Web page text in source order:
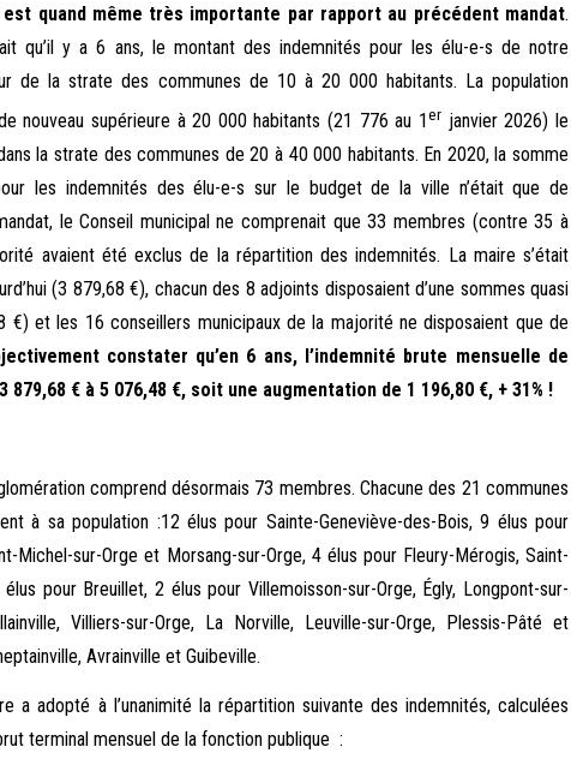
quand même très importante par rapport au précédent mandat.
qu’il y a 6 ans, le montant des indemnités pour les élu-e-s de notre
de la strate des communes de 10 à 20 000 habitants. La population
nouveau supérieure à 20 000 habitants (21 776 au 1er janvier 2026) le
la strate des communes de 20 à 40 000 habitants. En 2020, la somme
les indemnités des élu-e-s sur le budget de la ville n’était que de
le Conseil municipal ne comprenait que 33 membres (contre 35 à
avaient été exclus de la répartition des indemnités. La maire s’était
(3 879,68 €), chacun des 8 adjoints disposaient d’une sommes quasi
€) et les 16 conseillers municipaux de la majorité ne disposaient que de
constater qu’en 6 ans, l’indemnité brute mensuelle de
€ à 5 076,48 €, soit une augmentation de 1 196,80 €, + 31% !
comprend désormais 73 membres. Chacune des 21 communes
à sa population :12 élus pour Sainte-Geneviève-des-Bois, 9 élus pour
Michel-sur-Orge et Morsang-sur-Orge, 4 élus pour Fleury-Mérogis, Saint-
pour Breuillet, 2 élus pour Villemoisson-sur-Orge, Égly, Longpont-sur-
Villiers-sur-Orge, La Norville, Leuville-sur-Orge, Plessis-Pâté et
Avrainville et Guibeville.
a adopté à l’unanimité la répartition suivante des indemnités, calculées
terminal mensuel de la fonction publique :